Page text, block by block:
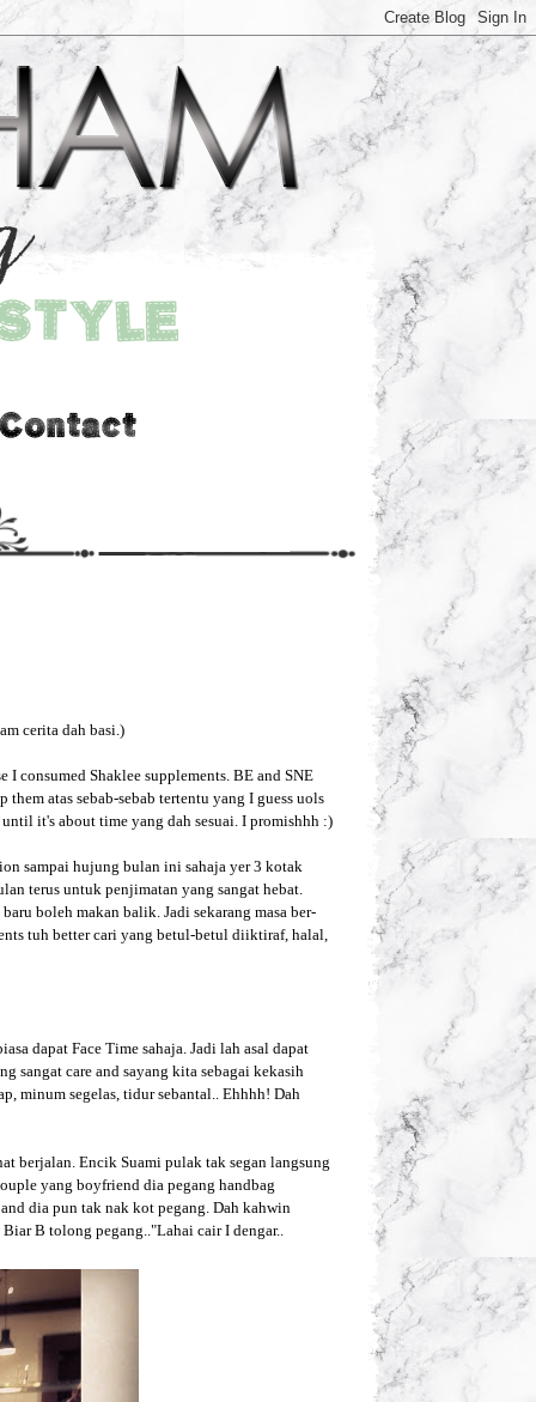
cerita dah basi.)
consumed Shaklee supplements. BE and SNE
atas sebab-sebab tertentu yang I guess uols
it's about time yang dah sesuai. I promishhh :)
sampai hujung bulan ini sahaja yer 3 kotak
terus untuk penjimatan yang sangat hebat.
boleh makan balik. Jadi sekarang masa ber-
tuh better cari yang betul-betul diiktiraf, halal,
dapat Face Time sahaja. Jadi lah asal dapat
sangat care and sayang kita sebagai kekasih
minum segelas, tidur sebantal.. Ehhhh! Dah
berjalan. Encik Suami pulak tak segan langsung
yang boyfriend dia pegang handbag
dia pun tak nak kot pegang. Dah kahwin
B tolong pegang.."Lahai cair I dengar..